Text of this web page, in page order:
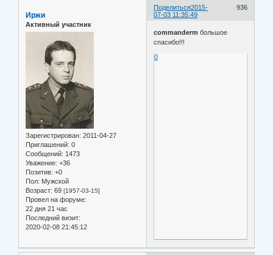
Поделиться 936
2015-
07-03 11:35:49
Иржи
Активный участник
Зарегистрирован: 2011-04-27
Приглашений: 0
Сообщений: 1473
Уважение: +36
Позитив: +0
Пол: Мужской
Возраст: 69 [1957-03-15]
Провел на форуме:
22 дня 21 час
Последний визит:
2020-02-08 21:45:12
commanderm большое
спасибо!!!
0